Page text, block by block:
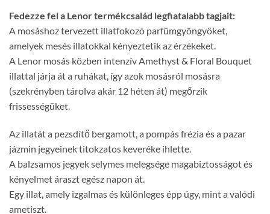
Fedezze fel a Lenor termékcsalád legfiatalabb tagjait:
A mosáshoz tervezett illatfokozó parfümgyöngyöket,
amelyek mesés illatokkal kényeztetik az érzékeket.
A Lenor mosás közben intenzív Amethyst & Floral Bouquet
illattal járja át a ruhákat, így azok mosásról mosásra
(szekrényben tárolva akár 12 héten át) megőrzik
frissességüket.
Az illatát a pezsdítő bergamott, a pompás frézia és a pazar
jázmin jegyeinek titokzatos keveréke ihlette.
A balzsamos jegyek selymes melegsége magabiztosságot és
kényelmet áraszt egész napon át.
Egy illat, amely izgalmas és különleges épp úgy, mint a valódi
ametiszt.